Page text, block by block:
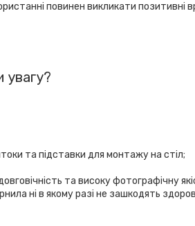
повинен викликати позитивні
увагу?
та підставки для монтажу на стіл;
та високу фотографічну
ні в якому разі не зашкодять